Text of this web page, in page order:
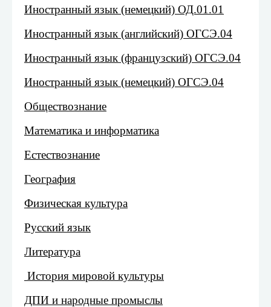
Иностранный язык (немецкий) ОД.01.01
Иностранный язык (английский) ОГСЭ.04
Иностранный язык (французский) ОГСЭ.04
Иностранный язык (немецкий) ОГСЭ.04
Обществознание
Математика и информатика
Естествознание
География
Физическая культура
Русский язык
Литература
История мировой культуры
ДПИ и народные промыслы